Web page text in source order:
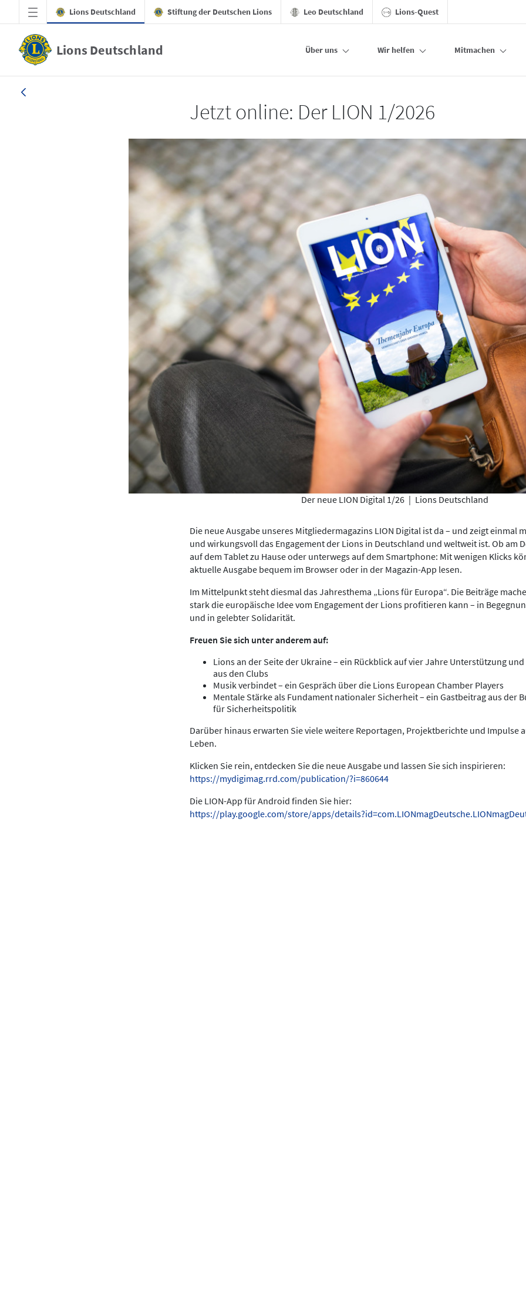
Zum Hauptinhalt springen
Lions Deutschland Stiftung der Deutschen Lions Leo Deutschland Lions-Quest
Lions Deutschland Über uns Wir helfen Mitmachen
Jetzt online: Der LION 1/2026
Der neue LION Digital 1/26 | Lions Deutschland
Die neue Ausgabe unseres Mitgliedermagazins LION Digital ist da – und zeigt einmal
und wirkungsvoll das Engagement der Lions in Deutschland und weltweit ist. Ob am
auf dem Tablet zu Hause oder unterwegs auf dem Smartphone: Mit wenigen Klicks
aktuelle Ausgabe bequem im Browser oder in der Magazin-App lesen.
Im Mittelpunkt steht diesmal das Jahresthema „Lions für Europa“. Die Beiträge
stark die europäische Idee vom Engagement der Lions profitieren kann – in
und in gelebter Solidarität.
Freuen Sie sich unter anderem auf:
Lions an der Seite der Ukraine – ein Rückblick auf vier Jahre Unterstützung
aus den Clubs
Musik verbindet – ein Gespräch über die Lions European Chamber Players
Mentale Stärke als Fundament nationaler Sicherheit – ein Gastbeitrag aus der
für Sicherheitspolitik
Darüber hinaus erwarten Sie viele weitere Reportagen, Projektberichte und Impulse
Leben.
Klicken Sie rein, entdecken Sie die neue Ausgabe und lassen Sie sich inspirieren:
https://mydigimag.rrd.com/publication/?i=860644
Die LION-App für Android finden Sie hier:
https://play.google.com/store/apps/